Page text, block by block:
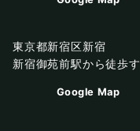
東京都新宿区新宿
新宿御苑前駅から徒歩
Google Map